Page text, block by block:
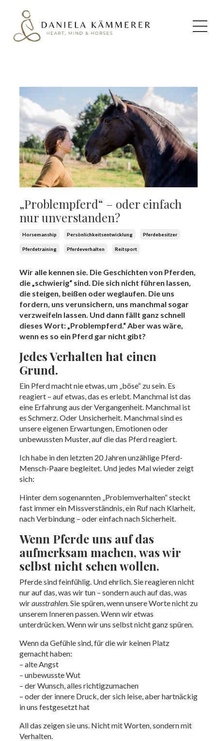
„Problempferd“ – oder einfach
nur unverstanden?
Horsemanship Persönlichkeitsentwicklung Pferdebesitzer
Pferdetraining Pferdeverhalten Reitsport
Wir alle kennen sie. Die Geschichten von Pferden,
die „schwierig“ sind. Die sich nicht führen lassen,
die steigen, beißen oder weglaufen. Die uns
fordern, uns verunsichern, uns manchmal sogar
verzweifeln lassen. Und dann fällt ganz schnell
dieses Wort: „Problempferd.“ Aber was wäre,
wenn es so ein Pferd gar nicht gibt?
Jedes Verhalten hat einen
Grund.
Ein Pferd macht nie etwas, um „böse“ zu sein. Es
reagiert – auf etwas, das es erlebt. Manchmal ist das
eine Erfahrung aus der Vergangenheit. Manchmal ist
es Schmerz. Oder Unsicherheit. Manchmal sind es
unsere eigenen Erwartungen, Emotionen oder
unbewussten Muster, auf die das Pferd reagiert.
Ich habe in den letzten 20 Jahren unzählige Pferd-
Mensch-Paare begleitet. Und jedes Mal wieder zeigt
sich:
Hinter dem sogenannten „Problemverhalten“ steckt
fast immer ein Missverständnis, ein Ruf nach Klarheit,
nach Verbindung – oder einfach nach Sicherheit.
Wenn Pferde uns auf das
aufmerksam machen, was wir
selbst nicht sehen wollen.
Pferde sind feinfühlig. Und ehrlich. Sie reagieren nicht
nur auf das, was wir tun – sondern auch auf das, was
wirausstrahlen. Sie spüren, wenn unsere Worte nicht zu
unserem Inneren passen. Wenn wir etwas
unterdrücken. Wenn wir uns selbst nicht ganz spüren.
Wenn da Gefühle sind, für die wir keinen Platz
gemacht haben:
– alte Angst
– unbewusste Wut
– der Wunsch, alles richtigzumachen
– oder der innere Druck, der sich leise, aber hartnäckig
in uns festgesetzt hat
All das zeigen sie uns. Nicht mit Worten, sondern mit
Verhalten.